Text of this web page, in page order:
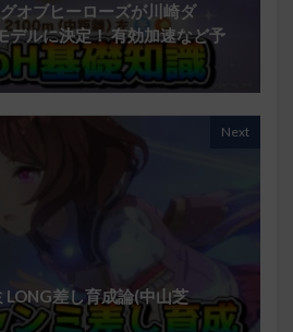
オブヒーローズが川崎ダ
デルに決定！ 有効加速など予
Next
LONG差し育成論(中山芝